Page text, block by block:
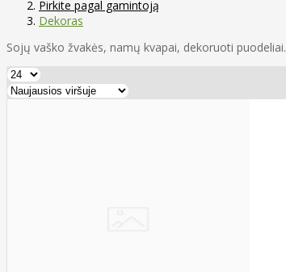
Pirkite pagal gamintoją
Dekoras
Sojų vaško žvakės, namų kvapai, dekoruoti puodeliai.